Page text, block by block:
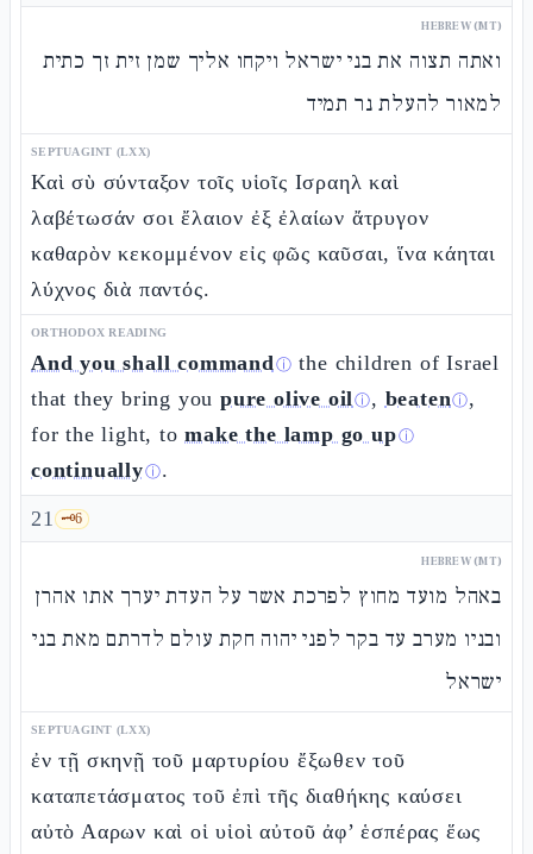
HEBREW (MT)
ואתה תצוה את בני ישראל ויקחו אליך שמן זית זך כתית
למאור להעלת נר תמיד
SEPTUAGINT (LXX)
Καὶ σὺ σύνταξον τοῖς υἱοῖς Ισραηλ καὶ
λαβέτωσάν σοι ἔλαιον ἐξ ἐλαίων ἄτρυγον
καθαρὸν κεκομμένον εἰς φῶς καῦσαι, ἵνα κάηται
λύχνος διὰ παντός.
ORTHODOX READING
And you shall commandⓘ the children of Israel
that they bring youpure olive oilⓘ, beatenⓘ,
for the light, tomake the lamp go upⓘ
continuallyⓘ.
21 🗝️6
HEBREW (MT)
באהל מועד מחוץ לפרכת אשר על העדת יערך אתו אהרן
ובניו מערב עד בקר לפני יהוה חקת עולם לדרתם מאת בני
ישראל
SEPTUAGINT (LXX)
ἐν τῇ σκηνῇ τοῦ μαρτυρίου ἔξωθεν τοῦ
καταπετάσματος τοῦ ἐπὶ τῆς διαθήκης καύσει
αὐτὸ Ααρων καὶ οἱ υἱοὶ αὐτοῦ ἀφ’ ἑσπέρας ἕως